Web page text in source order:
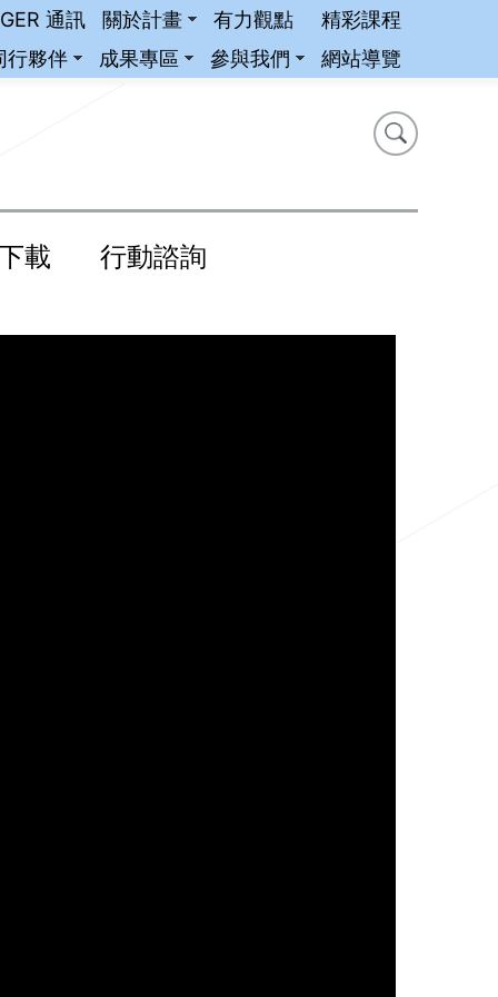
通訊 關於計畫 有力觀點
精彩課程
行夥伴
成果專區 參與我們 網站導覽
搜尋
搜尋
載 行動諮詢